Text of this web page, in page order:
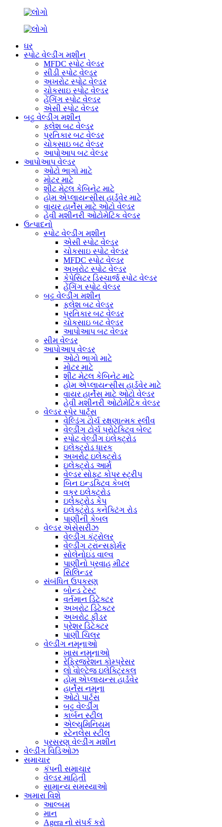
ઘર
સ્પોટ વેલ્ડીંગ મશીન
MFDC સ્પોટ વેલ્ડર
સીડી સ્પોટ વેલ્ડર
અખરોટ સ્પોટ વેલ્ડર
ચોકસાઇ સ્પોટ વેલ્ડર
હેંગિંગ સ્પોટ વેલ્ડર
એસી સ્પોટ વેલ્ડર
બટ્ટ વેલ્ડીંગ મશીન
ફ્લેશ બટ વેલ્ડર
પ્રતિકાર બટ વેલ્ડર
ચોકસાઇ બટ વેલ્ડર
આપોઆપ બટ વેલ્ડર
આપોઆપ વેલ્ડર
ઓટો ભાગો માટે
મોટર માટે
શીટ મેટલ કેબિનેટ માટે
હોમ એપ્લાયન્સીસ હાર્ડવેર માટે
વાયર હાર્નેસ માટે ઓટો વેલ્ડર
હેવી મશીનરી ઓટોમેટિક વેલ્ડર
ઉત્પાદનો
સ્પોટ વેલ્ડીંગ મશીન
એસી સ્પોટ વેલ્ડર
ચોકસાઇ સ્પોટ વેલ્ડર
MFDC સ્પોટ વેલ્ડર
અખરોટ સ્પોટ વેલ્ડર
કેપેસિટર ડિસ્ચાર્જ સ્પોટ વેલ્ડર
હેંગિંગ સ્પોટ વેલ્ડર
બટ્ટ વેલ્ડીંગ મશીન
ફ્લેશ બટ વેલ્ડર
પ્રતિકાર બટ વેલ્ડર
ચોકસાઇ બટ વેલ્ડર
આપોઆપ બટ વેલ્ડર
સીમ વેલ્ડર
આપોઆપ વેલ્ડર
ઓટો ભાગો માટે
મોટર માટે
શીટ મેટલ કેબિનેટ માટે
હોમ એપ્લાયન્સીસ હાર્ડવેર માટે
વાયર હાર્નેસ માટે ઓટો વેલ્ડર
હેવી મશીનરી ઓટોમેટિક વેલ્ડર
વેલ્ડર સ્પેર પાર્ટ્સ
વેલ્ડિંગ ટોર્ચ રક્ષણાત્મક સ્લીવ
વેલ્ડીંગ ટોર્ચ પ્રોટેક્ટિવ બેલ્ટ
સ્પોટ વેલ્ડીંગ ઇલેક્ટ્રોડ
ઇલેક્ટ્રોડ ધારક
અખરોટ ઇલેક્ટ્રોડ
ઇલેક્ટ્રોડ આર્મ
વેલ્ડર સોફ્ટ કોપર સ્ટ્રીપ
બિન ઇન્ડક્ટિવ કેબલ
વક્ર ઇલેક્ટ્રોડ
ઇલેક્ટ્રોડ કેપ
ઇલેક્ટ્રોડ કનેક્ટિંગ રોડ
પાણીની કેબલ
વેલ્ડર એસેસરીઝ
વેલ્ડીંગ કંટ્રોલર
વેલ્ડીંગ ટ્રાન્સફોર્મર
સોલેનોઇડ વાલ્વ
પાણીનો પ્રવાહ મીટર
સિલિન્ડર
સંબંધિત ઉપકરણ
બોન્ડ ટેસ્ટ
વર્તમાન ડિટેક્ટર
અખરોટ ડિટેક્ટર
અખરોટ ફીડર
પ્રેશર ડિટેક્ટર
પાણી ચિલર
વેલ્ડીંગ નમૂનાઓ
ખાસ નમૂનાઓ
રેફ્રિજરેશન કોમ્પ્રેસર
લો વોલ્ટેજ ઇલેક્ટ્રિકલ
હોમ એપ્લાયન્સ હાર્ડવેર
હાર્નેસ નમૂના
ઓટો પાર્ટ્સ
બટ્ટ વેલ્ડીંગ
કાર્બન સ્ટીલ
એલ્યુમિનિયમ
સ્ટેનલેસ સ્ટીલ
પ્રસરણ વેલ્ડીંગ મશીન
વેલ્ડીંગ વિડિઓઝ
સમાચાર
કંપની સમાચાર
વેલ્ડર માહિતી
સામાન્ય સમસ્યાઓ
અમારા વિશે
આલ્બમ
માન
Agera નો સંપર્ક કરો